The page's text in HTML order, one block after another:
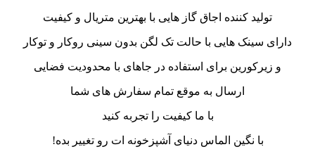
تولید کننده اجاق گاز هایی با بهترین متریال و کیفیت
دارای سینک هایی با حالت تک لگن بدون سینی روکار و توکار
و زیرکورین برای استفاده در جاهای با محدودیت فضایی
ارسال به موقع تمام سفارش های شما
با ما کیفیت را تجربه کنید
با نگین الماس دنیای آشپزخونه ات رو تغییر بده!